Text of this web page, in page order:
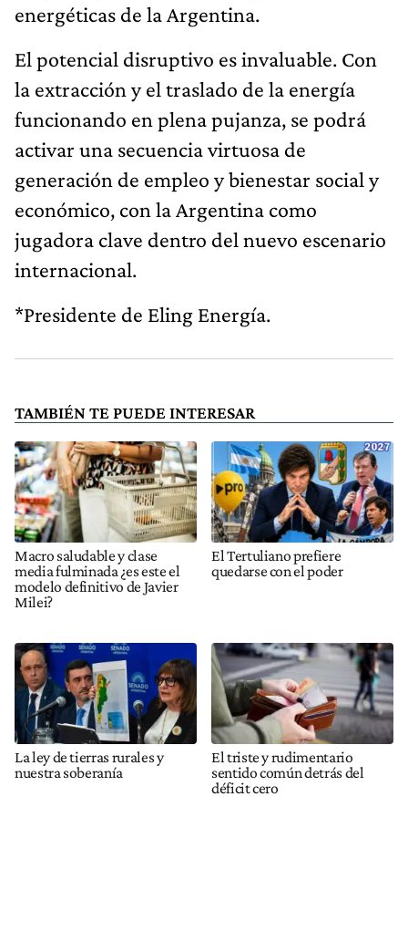
energéticas de la Argentina.
El potencial disruptivo es invaluable. Con
la extracción y el traslado de la energía
funcionando en plena pujanza, se podrá
activar una secuencia virtuosa de
generación de empleo y bienestar social y
económico, con la Argentina como
jugadora clave dentro del nuevo escenario
internacional.
*Presidente de Eling Energía.
TAMBIÉN TE PUEDE INTERESAR
Macro saludable y clase
media fulminada ¿es este el
modelo definitivo de Javier
Milei?
El Tertuliano prefiere
quedarse con el poder
La ley de tierras rurales y
nuestra soberanía
El triste y rudimentario
sentido común detrás del
déficit cero